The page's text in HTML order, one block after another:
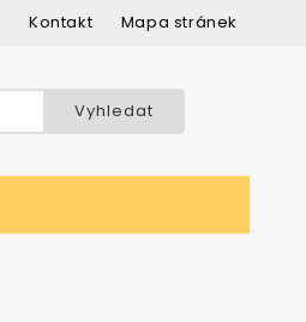
kontakt mapa stránek
Vyhledat